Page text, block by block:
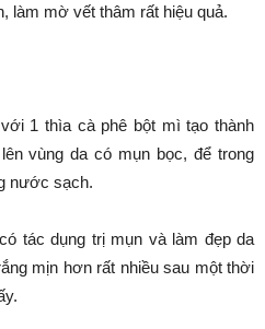
làm mờ vết thâm rất hiệu quả.
1 thìa cà phê bột mì tạo thành
vùng da có mụn bọc, để trong
nước sạch.
tác dụng trị mụn và làm đẹp da
mịn hơn rất nhiều sau một thời